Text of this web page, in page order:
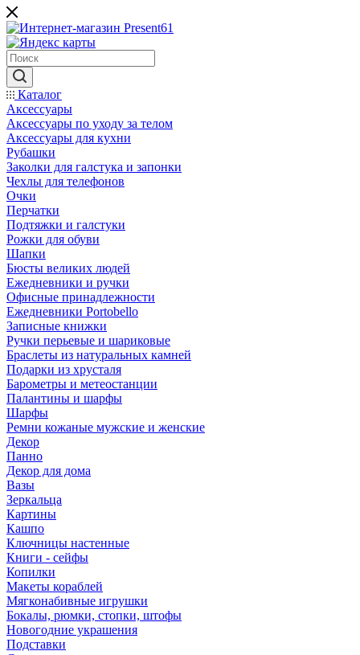
Каталог
Аксессуары
Аксессуары по уходу за телом
Аксессуары для кухни
Рубашки
Заколки для галстука и запонки
Чехлы для телефонов
Очки
Перчатки
Подтяжки и галстуки
Рожки для обуви
Шапки
Бюсты великих людей
Ежедневники и ручки
Офисные принадлежности
Ежедневники Portobello
Записные книжки
Ручки перьевые и шариковые
Браслеты из натуральных камней
Подарки из хрусталя
Барометры и метеостанции
Палантины и шарфы
Шарфы
Ремни кожаные мужские и женские
Декор
Панно
Декор для дома
Вазы
Зеркальца
Картины
Кашпо
Ключницы настенные
Книги - сейфы
Копилки
Макеты кораблей
Мягконабивные игрушки
Бокалы, рюмки, стопки, штофы
Новогодние украшения
Подставки